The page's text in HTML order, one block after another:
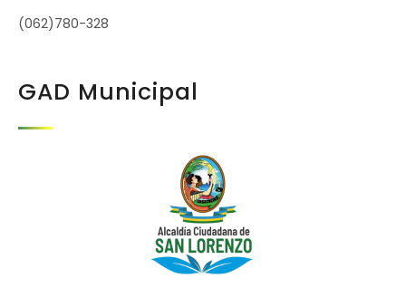
(062)780-328
GAD Municipal